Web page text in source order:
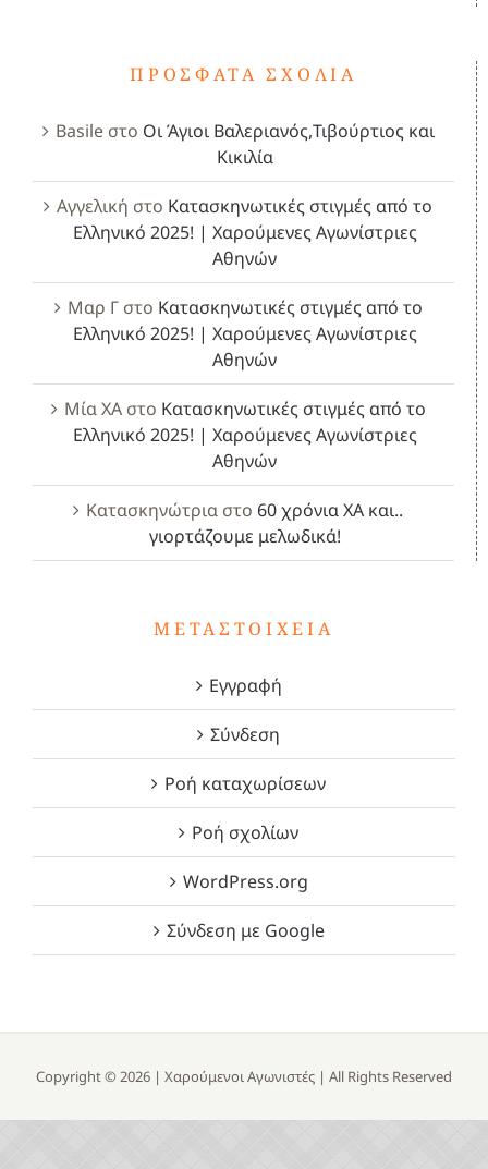
ΠΡΌΣΦΑΤΑ ΣΧΌΛΙΑ
Basileστο Οι Άγιοι Βαλεριανός,Τιβούρτιος και
Κικιλία
Αγγελική στο Κατασκηνωτικές στιγμές από το
Ελληνικό 2025! | Χαρούμενες Αγωνίστριες
Αθηνών
Μαρ Γστο Κατασκηνωτικές στιγμές από το
Ελληνικό 2025! | Χαρούμενες Αγωνίστριες
Αθηνών
Μία ΧΑστο Κατασκηνωτικές στιγμές από το
Ελληνικό 2025! | Χαρούμενες Αγωνίστριες
Αθηνών
Κατασκηνώτρια στο 60 χρόνια ΧΑ και..
γιορτάζουμε μελωδικά!
ΜΕΤΑΣΤΟΙΧΕΊΑ
Εγγραφή
Σύνδεση
Ροή καταχωρίσεων
Ροή σχολίων
WordPress.org
Σύνδεση με Google
Copyright © 2026 | Χαρούμενοι Αγωνιστές | All Rights Reserved